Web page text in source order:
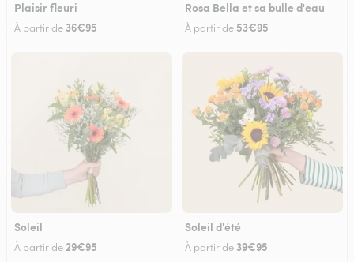
Plaisir fleuri
À partir de 36€95
Rosa Bella et sa bulle d'eau
À partir de 53€95
Soleil
À partir de29€95
Soleil d'été
À partir de 39€95